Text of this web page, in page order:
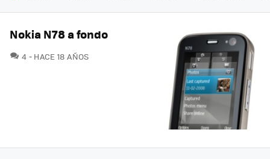
Nokia N78 a fondo
4 COMENTARIOS
HACE 18 AÑOS